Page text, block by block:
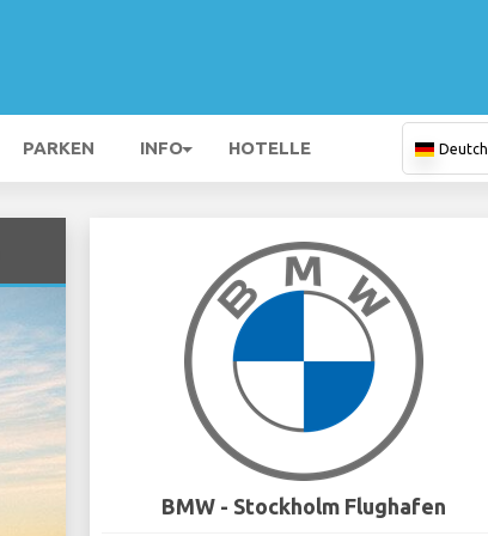
PARKEN INFO HOTELLE Deutch
BMW - Stockholm Flughafen